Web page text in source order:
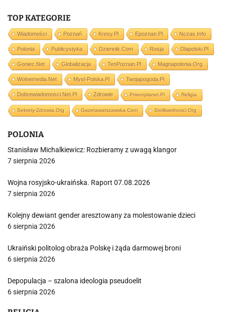
TOP KATEGORIE
Wiadomości Poznań Kresy.pl Epoznan.pl Nczas.info
Polonia Publicystyka Dziennik.com Rosja Dlapolski.pl
Goniec.net Globalizacja TenPoznan.pl Magnapolonia.org
Wolnemedia.net Mysl-Polska.pl Twojapogoda.pl
Dobrewiadomosci.net.pl Zdrowie Prisonplanet.pl Religia
Sekrety-Zdrowia.org Gazetawarszawska.com Stolikwolnosci.org
POLONIA
Stanisław Michalkiewicz: Rozbieramy z uwagą klangor
7 sierpnia 2026
Wojna rosyjsko-ukraińska. Raport 07.08.2026
7 sierpnia 2026
Kolejny dewiant gender aresztowany za molestowanie dzieci
6 sierpnia 2026
Ukraiński politolog obraża Polskę i żąda darmowej broni
6 sierpnia 2026
Depopulacja – szalona ideologia pseudoelit
6 sierpnia 2026